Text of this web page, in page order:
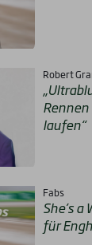
Robert
lau­fen“
Fabs
She’s
für